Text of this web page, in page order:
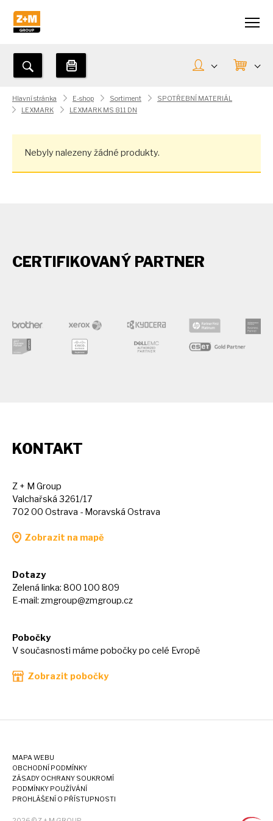
Hlavní stránka E-shop Sortiment
SPOTŘEBNÍ MATERIÁL
LEXMARK
LEXMARK MS 811 DN
Nebyly nalezeny žádné produkty.
CERTIFIKOVANÝ PARTNER
KONTAKT
Z + M Group
Valchařská 3261/17
702 00 Ostrava - Moravská Ostrava
Zobrazit na mapě
Dotazy
Zelená linka: 800 100 809
E-mail: zmgroup@zmgroup.cz
Pobočky
V současnosti máme pobočky po celé Evropě
Zobrazit pobočky
MAPA WEBU
OBCHODNÍ PODMÍNKY
ZÁSADY OCHRANY SOUKROMÍ
PODMÍNKY POUŽÍVÁNÍ
PROHLÁŠENÍ O PŘÍSTUPNOSTI